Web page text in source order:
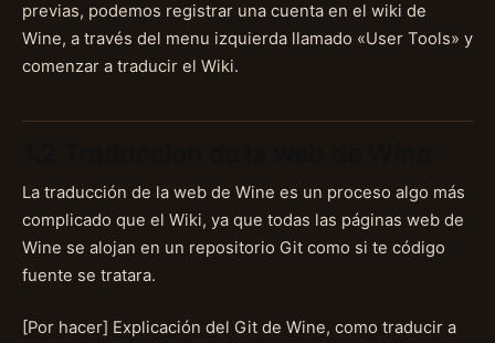
previas, podemos registrar una cuenta en el wiki de
Wine, a través del menu izquierda llamado «User Tools» y
comenzar a traducir el Wiki.
La traducción de la web de Wine es un proceso algo más
complicado que el Wiki, ya que todas las páginas web de
Wine se alojan en un repositorio Git como si te código
fuente se tratara.
[Por hacer] Explicación del Git de Wine, como traducir a